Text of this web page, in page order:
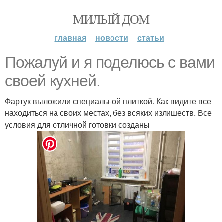
МИЛЫЙ ДОМ
главная новости статьи
Пожалуй и я поделюсь с вами
своей кухней.
Фартук выложили специальной плиткой. Как видите все
находиться на своих местах, без всяких излишеств. Все
условия для отличной готовки созданы